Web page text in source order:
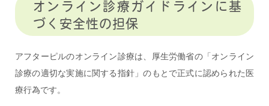
オンライン診療ガイドラインに基
づく安全性の担保
アフターピルのオンライン診療は、厚生労働省の「オンライン
診療の適切な実施に関する指針」のもとで正式に認められた医
療行為です。